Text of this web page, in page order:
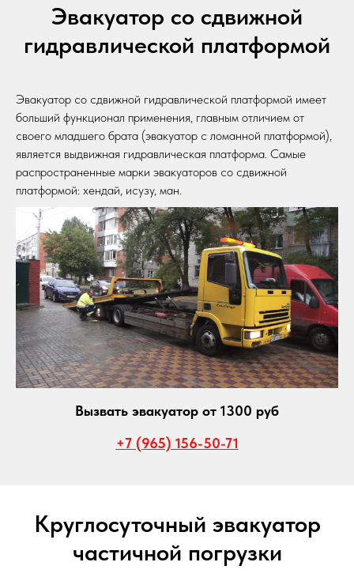
Эвакуатор со сдвижной
гидравлической платформой
Эвакуатор со сдвижной гидравлической платформой имеет
больший функционал применения, главным отличием от
своего младшего брата (эвакуатор с ломанной платформой),
является выдвижная гидравлическая платформа. Самые
распространенные марки эвакуаторов со сдвижной
платформой: хендай, исузу, ман.
Вызвать эвакуатор от 1300 руб
+7 (965) 156-50-71
Круглосуточный эвакуатор
частичной погрузки